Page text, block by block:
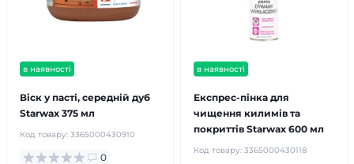
в наявності
Віск у пасті, середній дуб
Starwax 375 мл
Код товару: 3365000430910
0
в наявності
Експрес-пінка для
чищення килимів та
покриттів Starwax 600 мл
Код товару: 3365000430118